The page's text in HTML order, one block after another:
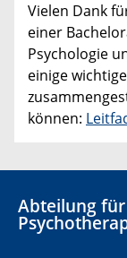
Vielen Dank
einer
Psychologie
einige
können:
Abteilung